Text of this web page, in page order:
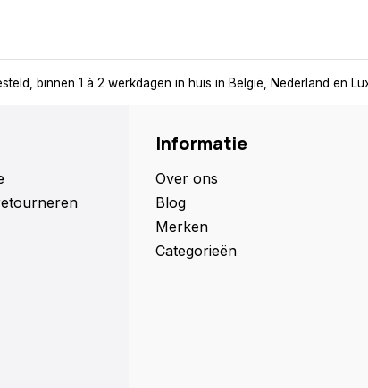
binnen 1 à 2 werkdagen in huis in België, Nederland en
Informatie
Over ons
Blog
Merken
Categorieën